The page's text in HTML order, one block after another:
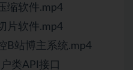
软件.mp4
软件.mp4
站博主系统.mp4
类API接口